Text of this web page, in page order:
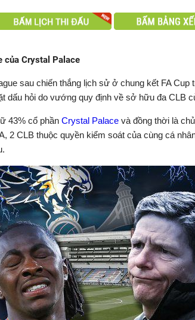
của Crystal Palace
sau chiến thắng lịch sử ở chung kết FA Cup
dấu hỏi do vướng quy định về sở hữu đa CLB
43% cổ phần Crystal Palace và đồng thời là
2 CLB thuộc quyền kiểm soát của cùng cá